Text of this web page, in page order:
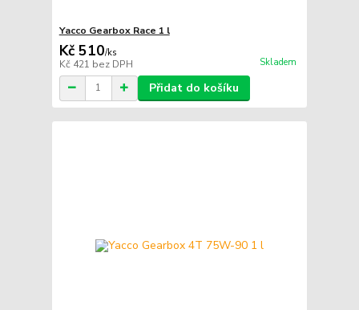
Yacco Gearbox Race 1 l
Kč 510/ks
Kč 421 bez DPH Skladem
Přidat do košíku